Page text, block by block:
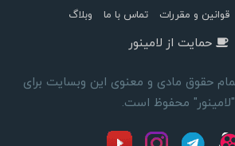
قوانین و مقررات تماس با ما وبلاگ
حمایت از لامینور
1405 © تمام حقوق مادی و معنوی این وبسایت برای
"لامینور" محفوظ است.